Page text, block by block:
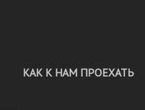
КАК К НАМ ПРОЕХАТЬ